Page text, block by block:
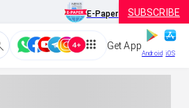
E-Paper SUBSCRIBE
Get App
Android iOS